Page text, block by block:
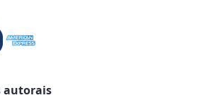
autorais